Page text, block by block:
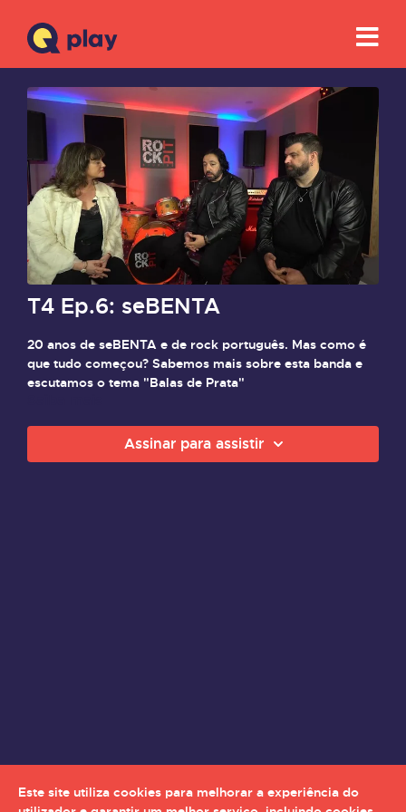
T4 Ep.6: seBENTA
20 anos de seBENTA e de rock português. Mas como é
que tudo começou? Sabemos mais sobre esta banda e
escutamos o tema "Balas de Prata"
Assinar para assistir
Este site utiliza cookies para melhorar a experiência do